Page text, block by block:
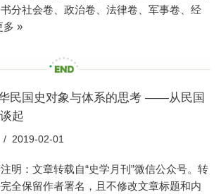
分社会卷、政治卷、法律卷、军事卷、经
多 »
民国史对象与体系的思考 ——从民国
起
2019-02-01
明：文章转载自“史学月刊”微信公众号。转
全保留作者署名，且不修改文章标题和内